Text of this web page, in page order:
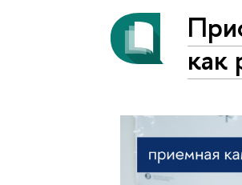
как